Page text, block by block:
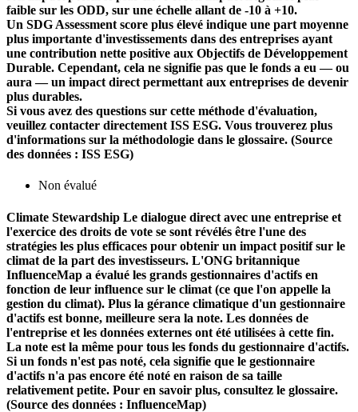
faible sur les ODD, sur une échelle allant de -10 à +10.
Un SDG Assessment score plus élevé indique une part moyenne
plus importante d'investissements dans des entreprises ayant
une contribution nette positive aux Objectifs de Développement
Durable. Cependant, cela ne signifie pas que le fonds a eu — ou
aura — un impact direct permettant aux entreprises de devenir
plus durables.
Si vous avez des questions sur cette méthode d'évaluation,
veuillez contacter directement ISS ESG. Vous trouverez plus
d'informations sur la méthodologie dans le glossaire. (Source
des données : ISS ESG)
Non évalué
Climate Stewardship Le dialogue direct avec une entreprise et
l'exercice des droits de vote se sont révélés être l'une des
stratégies les plus efficaces pour obtenir un impact positif sur le
climat de la part des investisseurs. L'ONG britannique
InfluenceMap a évalué les grands gestionnaires d'actifs en
fonction de leur influence sur le climat (ce que l'on appelle la
gestion du climat). Plus la gérance climatique d'un gestionnaire
d'actifs est bonne, meilleure sera la note. Les données de
l'entreprise et les données externes ont été utilisées à cette fin.
La note est la même pour tous les fonds du gestionnaire d'actifs.
Si un fonds n'est pas noté, cela signifie que le gestionnaire
d'actifs n'a pas encore été noté en raison de sa taille
relativement petite. Pour en savoir plus, consultez le glossaire.
(Source des données : InfluenceMap)